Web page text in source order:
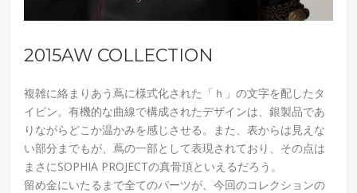
2015AW COLLECTION
複雑に絡まりあう蔦に様式化された「ｈ」の文字を配したタ
イピン。有機的な曲線で構成されたデザインは、銀製品であ
りながらどこか温かみを感じさせる。また、表からは見えな
い部分までもが、蔦の一部として表現されており、その点は
まさにSOPHIA PROJECTの真骨頂といえるだろう。
留め金にいたるまで全てのパーツが、今回のコレクションの